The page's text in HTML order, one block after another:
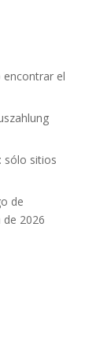
encontrar el
sólo sitios
de
2026